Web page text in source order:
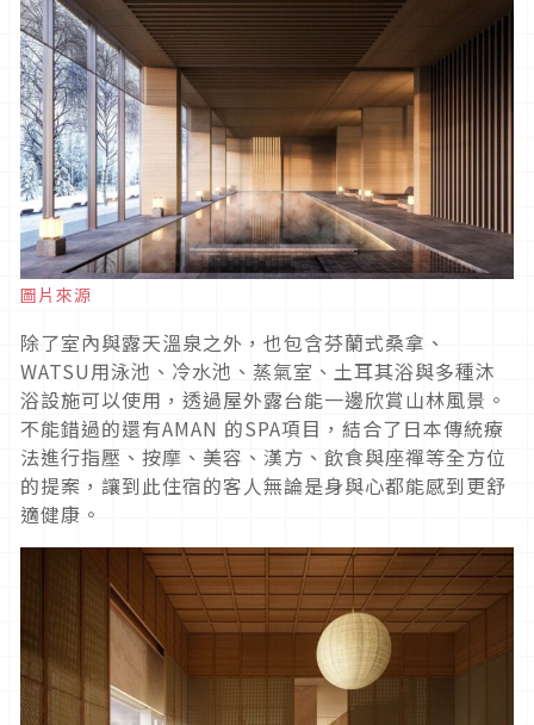
圖片來源
除了室內與露天溫泉之外，也包含芬蘭式桑拿、
WATSU用泳池、冷水池、蒸氣室、土耳其浴與多種沐
浴設施可以使用，透過屋外露台能一邊欣賞山林風景。
不能錯過的還有AMAN 的SPA項目，結合了日本傳統療
法進行指壓、按摩、美容、漢方、飲食與座禪等全方位
的提案，讓到此住宿的客人無論是身與心都能感到更舒
適健康。